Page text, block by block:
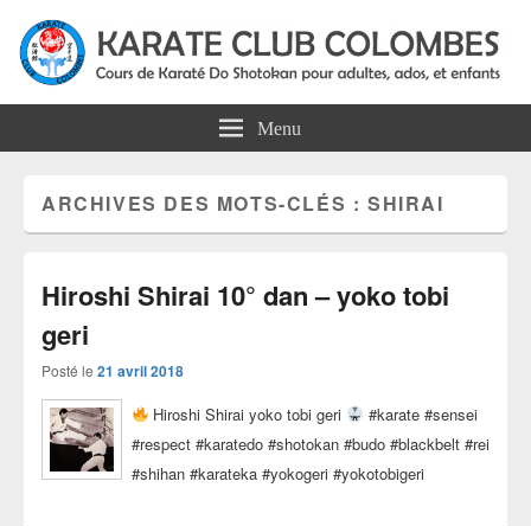
Karate Club Colombes
Menu
ARCHIVES DES MOTS-CLÉS :SHIRAI
Hiroshi Shirai 10° dan – yoko tobi
geri
Posté le 21 avril 2018
Hiroshi Shirai yoko tobi geri
#karate #sensei
#respect #karatedo #shotokan #budo #blackbelt #rei
#shihan #karateka #yokogeri #yokotobigeri